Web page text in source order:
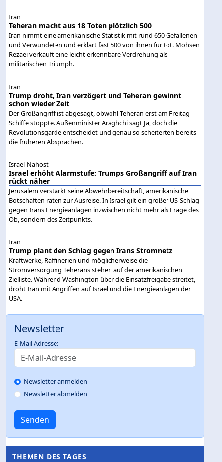
Iran
Teheran macht aus 18 Toten plötzlich 500
Iran nimmt eine amerikanische Statistik mit rund 650 Gefallenen
und Verwundeten und erklärt fast 500 von ihnen für tot. Mohsen
Rezaei verkauft eine leicht erkennbare Verdrehung als
militärischen Triumph.
Iran
Trump droht, Iran verzögert und Teheran gewinnt
schon wieder Zeit
Der Großangriff ist abgesagt, obwohl Teheran erst am Freitag
Schiffe stoppte. Außenminister Araghchi sagt Ja, doch die
Revolutionsgarde entscheidet und genau so scheiterten bereits
die früheren Absprachen.
Israel-Nahost
Israel erhöht Alarmstufe: Trumps Großangriff auf Iran
rückt näher
Jerusalem verstärkt seine Abwehrbereitschaft, amerikanische
Botschaften raten zur Ausreise. In Israel gilt ein großer US-Schlag
gegen Irans Energieanlagen inzwischen nicht mehr als Frage des
Ob, sondern des Zeitpunkts.
Iran
Trump plant den Schlag gegen Irans Stromnetz
Kraftwerke, Raffinerien und möglicherweise die
Stromversorgung Teherans stehen auf der amerikanischen
Zielliste. Während Washington über die Einsatzfreigabe streitet,
droht Iran mit Angriffen auf Israel und die Energieanlagen der
USA.
Newsletter
E-Mail Adresse:
Newsletter anmelden
Newsletter abmelden
Senden
THEMEN DES TAGES